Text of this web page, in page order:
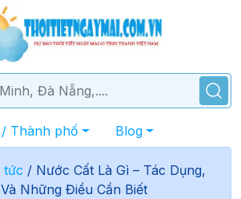
Thành phố Blog
tức / Nước Cất Là Gì – Tác Dụng,
Những Điều Cần Biết